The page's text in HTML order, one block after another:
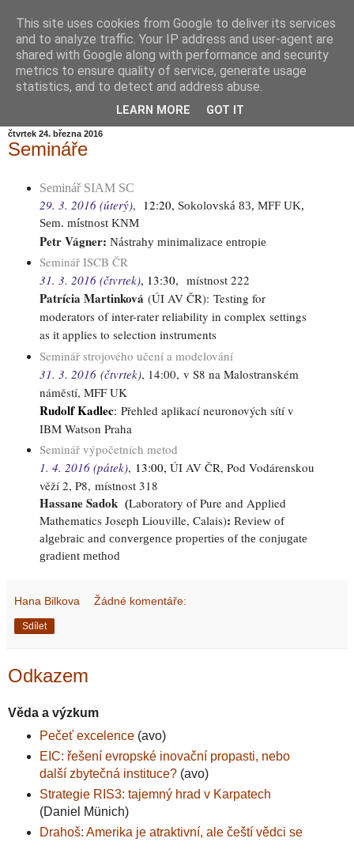
Informační zátiší
Blog Ústavu informatiky Akademie věd České republiky,
čtvrtek 24. března 2016
Semináře
Seminář SIAM SC
29. 3. 2016 (úterý), 12:20, Sokolovská 83, MFF UK,
Sem. místnost KNM
Petr Vágner: Nástrahy minimalizace entropie
Seminář ISCB ČR
31. 3. 2016 (čtvrtek), 13:30, místnost 222
Patrícia Martinková (ÚI AV ČR): Testing for
moderators of inter-rater reliability in complex settings
as it applies to selection instruments
Seminář strojového učení a modelování
31. 3. 2016(čtvrtek), 14:00, v S8 na Malostranském
náměstí, MFF UK
Rudolf Kadlec: Přehled aplikací neuronových sítí v
IBM Watson Praha
Seminář výpočetních metod
1. 4. 2016 (pátek), 13:00, ÚI AV ČR, Pod Vodárenskou
věží 2, P8, místnost 318
Hassane Sadok (Laboratory of Pure and Applied
Mathematics Joseph Liouville, Calais): Review of
algebraic and convergence properties of the conjugate
gradient method
Hana Bilkova Žádné komentáře:
Sdílet
Odkazem
Věda a výzkum
Pečeť excelence(avo)
EIC: řešení evropské inovační propasti, nebo
další zbytečná instituce?(avo)
Strategie RIS3: tajemný hrad v Karpatech
(Daniel Münich)
Drahoš: Amerika je atraktivní, ale čeští vědci se
This site uses cookies from Google to deliver its services
and to analyze traffic. Your IP address and user-agent are
shared with Google along with performance and security
metrics to ensure quality of service, generate usage
statistics, and to detect and address abuse.
LEARN MORE GOT IT